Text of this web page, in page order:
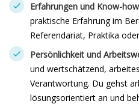
Erfahrungen und Know-how
praktische Erfahrung im
Referendariat, Praktika
Persönlichkeit und
und wertschätzend,
Verantwortung. Du gehst
lösungsorientiert an und